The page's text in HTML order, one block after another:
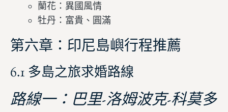
蘭花：異國風情
牡丹：富貴、圓滿
第六章：印尼島嶼行程推薦
6.1 多島之旅求婚路線
路線一：巴里-洛姆波克-科莫多